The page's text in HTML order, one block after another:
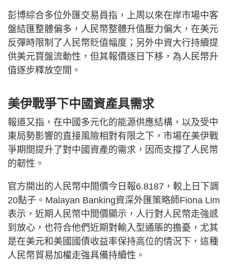
彭博綜合多位外匯交易員指，上周以來在岸市場中客
盤結匯整體偏多，人民幣整體升值壓力偏大，在美元
反彈時限制了人民幣貶值幅度；另外中資大行持續提
供美元買盤流動性，但其報價逐日下移，為人民幣升
值逐步釋放空間。
美伊戰爭下中國資產具需求
報道又指，在中國多元化的能源供應結構，以及受中
東局勢影響的直接風險相對有限之下，市場在美伊戰
爭期間提升了對中國資產的需求，因而支撐了人民幣
的韌性。
官方開出的人民幣中間價今日報6.8187，較上日下調
20點子。Malayan Banking資深外匯策略師Fiona Lim
表示，近期人民幣中間價顯示，人行對人民幣走強感
到放心，也符合他們近期對輸入型通脹的擔憂，尤其
是在美元和美國國債收益率保持高位的情況下，這種
人民幣貿易加權走強具備持續性。